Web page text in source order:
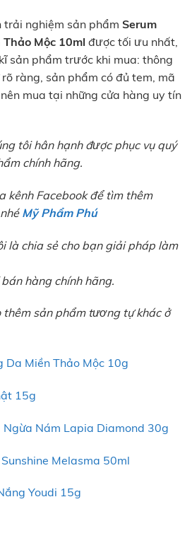
nghiệm sản phẩm Serum
Thảo Mộc 10ml được tối ưu nhất,
sản phẩm trước khi mua: thông
ràng, sản phẩm có đủ tem, mã
mua tại những cửa hàng uy tín
tôi hân hạnh được phục vụ quý
chính hãng.
kênh Facebook để tìm thêm
Mỹ Phẩm Phú
là chia sẻ cho bạn giải pháp làm
hàng chính hãng.
sản phẩm tương tự khác ở
Da Miền Thảo Mộc 10g
15g
Ngừa Nám Lapia Diamond 30g
Melasma 50ml
Youdi 15g